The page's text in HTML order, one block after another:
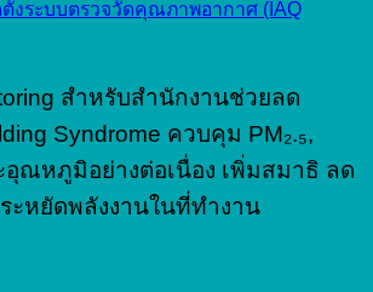
งระบบตรวจวัดคุณภาพอากาศ (IAQ
สำหรับสำนักงานช่วยลด
Syndrome ควบคุม PM₂.₅,
อุณหภูมิอย่างต่อเนื่อง เพิ่มสมาธิ ลด
ะหยัดพลังงานในที่ทำงาน